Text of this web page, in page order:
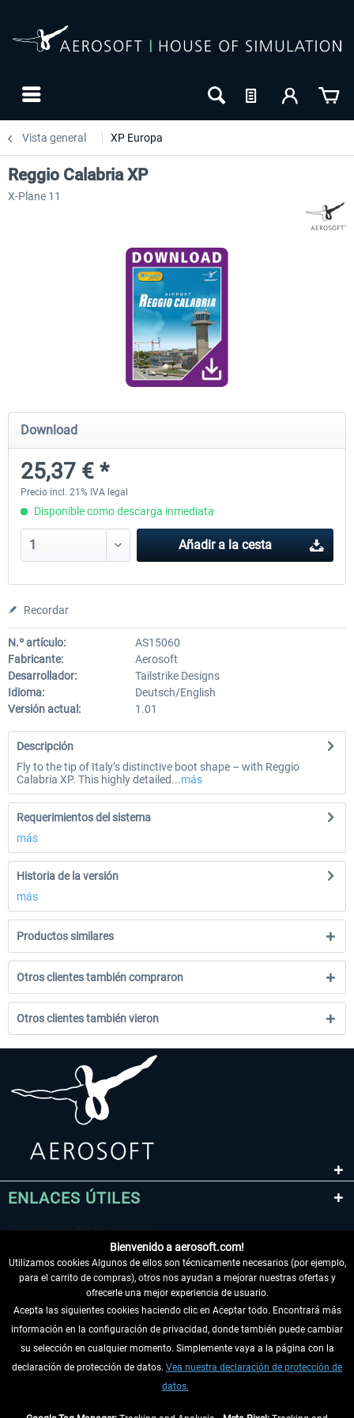
Vista general XP Europa
Airport Berlin Brandenburg V2 XP
30,45 € *
Airport Zurich V2.0 XP
Reggio Calabria XP
X-Plane 11
Download
25,37 € *
Precio incl. 21% IVA legal
Disponible como descarga inmediata
Añadir a la cesta
Recordar
N.º artículo:
AS15060
Fabricante:
Aerosoft
Desarrollador:
Tailstrike Designs
Idioma:
Deutsch/English
Versión actual:
1.01
Descripción
Fly to the tip of Italy’s distinctive boot shape – with Reggio
Calabria XP. This highly detailed...más
Requerimientos del sistema
más
Historia de la versión
más
Productos similares
Otros clientes también compraron
Otros clientes también vieron
ENLACES ÚTILES
DESISTIR DEL CONTRATO
INFORMACIÓN
Bienvenido a aerosoft.com!
Utilizamos cookies Algunos de ellos son técnicamente necesarios (por ejemplo,
para el carrito de compras), otros nos ayudan a mejorar nuestras ofertas y
ofrecerle una mejor experiencia de usuario.
Acepta las siguientes cookies haciendo clic en Aceptar todo. Encontrará más
información en la configuración de privacidad, donde también puede cambiar
su selección en cualquier momento. Simplemente vaya a la página con la
declaración de protección de datos. Vea nuestra declaración de protección de
datos.